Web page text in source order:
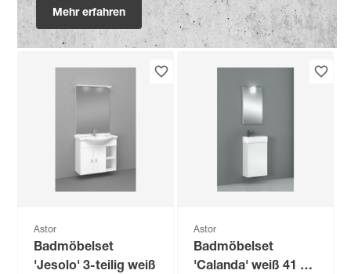
Mehr erfahren
Astor
Badmöbelset
'Jesolo' 3-teilig weiß
Astor
Badmöbelset
'Calanda' weiß 41 x